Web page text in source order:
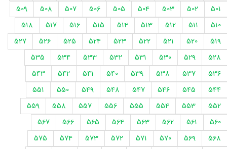
501
502
503
504
505
506
507
508
509
510
511
512
513
514
515
516
517
518
519
520
521
522
523
524
525
526
527
528
529
530
531
532
533
534
535
536
537
538
539
540
541
542
543
544
545
546
547
548
549
550
551
552
553
554
555
556
557
558
559
560
561
562
563
564
565
566
567
568
569
570
571
572
573
574
575